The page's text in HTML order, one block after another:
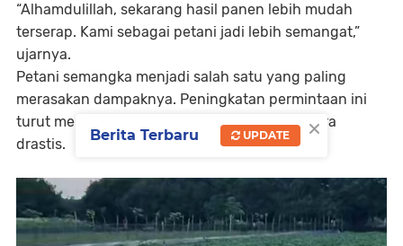
“Alhamdulillah, sekarang hasil panen lebih mudah
terserap. Kami sebagai petani jadi lebih semangat,”
ujarnya.
Petani semangka menjadi salah satu yang paling
merasakan dampaknya. Peningkatan permintaan ini
turut mendorong kenaikan omzet petani secara
drastis.
×
Berita Terbaru UPDATE